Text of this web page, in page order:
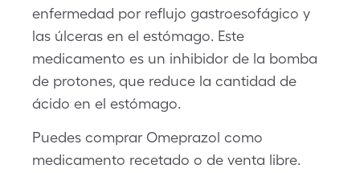
enfermedad por reflujo gastroesofágico y
las úlceras en el estómago. Este
medicamento es un inhibidor de la bomba
de protones, que reduce la cantidad de
ácido en el estómago.
Puedes comprar Omeprazol como
medicamento recetado o de venta libre.